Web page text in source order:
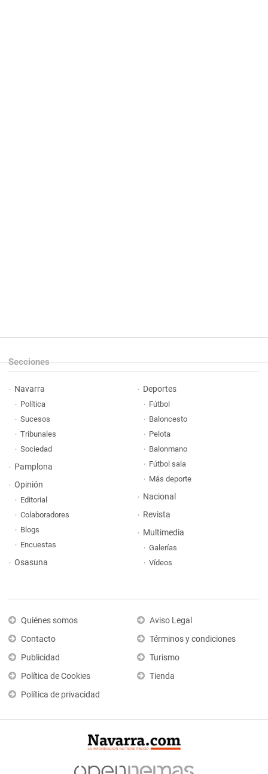
Secciones
Navarra
Política
Sucesos
Tribunales
Sociedad
Pamplona
Opinión
Editorial
Colaboradores
Blogs
Encuestas
Osasuna
Deportes
Fútbol
Baloncesto
Pelota
Balonmano
Fútbol sala
Más deporte
Nacional
Revista
Multimedia
Galerías
Vídeos
Quiénes somos
Contacto
Publicidad
Política de Cookies
Política de privacidad
Aviso Legal
Términos y condiciones
Turismo
Tienda